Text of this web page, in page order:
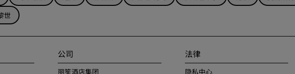
世
公司
丽笙酒店集团
法律
隐私中心